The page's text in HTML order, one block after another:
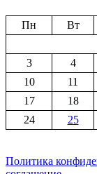
Пн
Вт
3
4
10
11
17
18
24
25
Политика